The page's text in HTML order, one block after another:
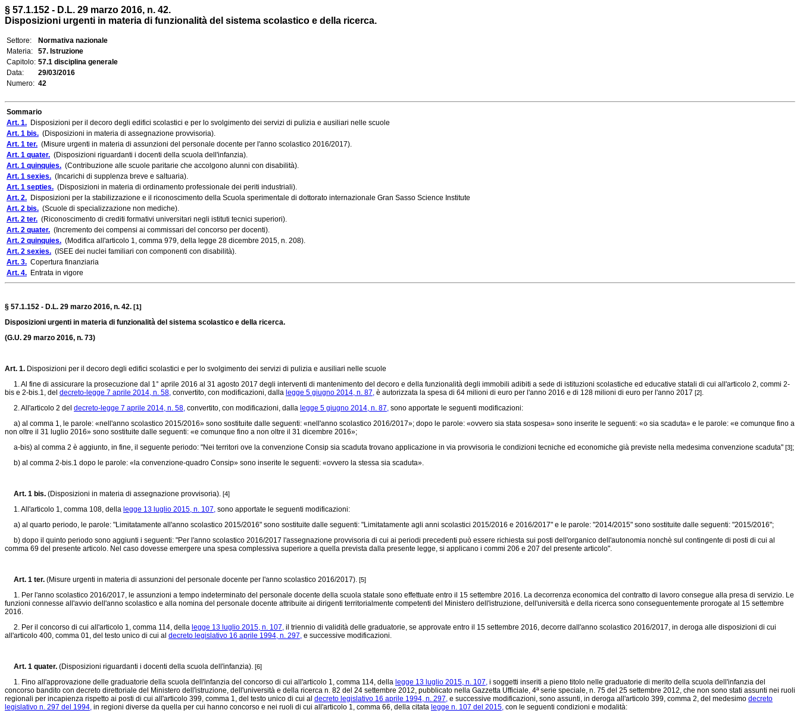
§ 57.1.152 - D.L. 29 marzo 2016, n. 42.
Disposizioni urgenti in materia di funzionalità del sistema scolastico e della ricerca.
Settore:
Normativa nazionale
Materia:
57. Istruzione
Capitolo: 57.1 disciplina generale
Data:
29/03/2016
Numero: 42
Sommario
Art. 1. Disposizioni per il decoro degli edifici scolastici e per lo svolgimento dei servizi di pulizia e ausiliari nelle scuole
Art. 1 bis. (Disposizioni in materia di assegnazione provvisoria).
Art. 1 ter. (Misure urgenti in materia di assunzioni del personale docente per l'anno scolastico 2016/2017).
Art. 1 quater. (Disposizioni riguardanti i docenti della scuola dell'infanzia).
Art. 1 quinquies. (Contribuzione alle scuole paritarie che accolgono alunni con disabilità).
Art. 1 sexies. (Incarichi di supplenza breve e saltuaria).
Art. 1 septies. (Disposizioni in materia di ordinamento professionale dei periti industriali).
Art. 2. Disposizioni per la stabilizzazione e il riconoscimento della Scuola sperimentale di dottorato internazionale Gran Sasso Science Institute
Art. 2 bis. (Scuole di specializzazione non mediche).
Art. 2 ter. (Riconoscimento di crediti formativi universitari negli istituti tecnici superiori).
Art. 2 quater. (Incremento dei compensi ai commissari del concorso per docenti).
Art. 2 quinquies. (Modifica all'articolo 1, comma 979, della legge 28 dicembre 2015, n. 208).
Art. 2 sexies. (ISEE dei nuclei familiari con componenti con disabilità).
Art. 3. Copertura finanziaria
Art. 4. Entrata in vigore
§ 57.1.152 - D.L. 29 marzo 2016, n. 42. [1]
Disposizioni urgenti in materia di funzionalità del sistema scolastico e della ricerca.
(G.U. 29 marzo 2016, n. 73)
Art. 1. Disposizioni per il decoro degli edifici scolastici e per lo svolgimento dei servizi di pulizia e ausiliari nelle scuole
1. Al fine di assicurare la prosecuzione dal 1° aprile 2016 al 31 agosto 2017 degli interventi di mantenimento del decoro e della funzionalità degli immobili adibiti a sede di istituzioni scolastiche ed educative statali di cui all'articolo 2, commi 2-
bis e 2-bis.1, del decreto-legge 7 aprile 2014, n. 58, convertito, con modificazioni, dalla legge 5 giugno 2014, n. 87, è autorizzata la spesa di 64 milioni di euro per l'anno 2016 e di 128 milioni di euro per l'anno 2017 [2].
2. All'articolo 2 del decreto-legge 7 aprile 2014, n. 58, convertito, con modificazioni, dalla legge 5 giugno 2014, n. 87, sono apportate le seguenti modificazioni:
a) al comma 1, le parole: «nell'anno scolastico 2015/2016» sono sostituite dalle seguenti: «nell'anno scolastico 2016/2017»; dopo le parole: «ovvero sia stata sospesa» sono inserite le seguenti: «o sia scaduta» e le parole: «e comunque fino a
non oltre il 31 luglio 2016» sono sostituite dalle seguenti: «e comunque fino a non oltre il 31 dicembre 2016»;
a-bis) al comma 2 è aggiunto, in fine, il seguente periodo: "Nei territori ove la convenzione Consip sia scaduta trovano applicazione in via provvisoria le condizioni tecniche ed economiche già previste nella medesima convenzione scaduta" [3];
b) al comma 2-bis.1 dopo le parole: «la convenzione-quadro Consip» sono inserite le seguenti: «ovvero la stessa sia scaduta».
Art. 1 bis. (Disposizioni in materia di assegnazione provvisoria). [4]
1. All'articolo 1, comma 108, della legge 13 luglio 2015, n. 107, sono apportate le seguenti modificazioni:
a) al quarto periodo, le parole: "Limitatamente all'anno scolastico 2015/2016" sono sostituite dalle seguenti: "Limitatamente agli anni scolastici 2015/2016 e 2016/2017" e le parole: "2014/2015" sono sostituite dalle seguenti: "2015/2016";
b) dopo il quinto periodo sono aggiunti i seguenti: "Per l'anno scolastico 2016/2017 l'assegnazione provvisoria di cui ai periodi precedenti può essere richiesta sui posti dell'organico dell'autonomia nonchè sul contingente di posti di cui al
comma 69 del presente articolo. Nel caso dovesse emergere una spesa complessiva superiore a quella prevista dalla presente legge, si applicano i commi 206 e 207 del presente articolo".
Art. 1 ter. (Misure urgenti in materia di assunzioni del personale docente per l'anno scolastico 2016/2017). [5]
1. Per l'anno scolastico 2016/2017, le assunzioni a tempo indeterminato del personale docente della scuola statale sono effettuate entro il 15 settembre 2016. La decorrenza economica del contratto di lavoro consegue alla presa di servizio. Le
funzioni connesse all'avvio dell'anno scolastico e alla nomina del personale docente attribuite ai dirigenti territorialmente competenti del Ministero dell'istruzione, dell'università e della ricerca sono conseguentemente prorogate al 15 settembre
2016.
2. Per il concorso di cui all'articolo 1, comma 114, della legge 13 luglio 2015, n. 107, il triennio di validità delle graduatorie, se approvate entro il 15 settembre 2016, decorre dall'anno scolastico 2016/2017, in deroga alle disposizioni di cui
all'articolo 400, comma 01, del testo unico di cui al decreto legislativo 16 aprile 1994, n. 297, e successive modificazioni.
Art. 1 quater. (Disposizioni riguardanti i docenti della scuola dell'infanzia). [6]
1. Fino all'approvazione delle graduatorie della scuola dell'infanzia del concorso di cui all'articolo 1, comma 114, della legge 13 luglio 2015, n. 107, i soggetti inseriti a pieno titolo nelle graduatorie di merito della scuola dell'infanzia del
concorso bandito con decreto direttoriale del Ministero dell'istruzione, dell'università e della ricerca n. 82 del 24 settembre 2012, pubblicato nella Gazzetta Ufficiale, 4ª serie speciale, n. 75 del 25 settembre 2012, che non sono stati assunti nei ruoli
regionali per incapienza rispetto ai posti di cui all'articolo 399, comma 1, del testo unico di cui al decreto legislativo 16 aprile 1994, n. 297, e successive modificazioni, sono assunti, in deroga all'articolo 399, comma 2, del medesimo decreto
legislativo n. 297 del 1994, in regioni diverse da quella per cui hanno concorso e nei ruoli di cui all'articolo 1, comma 66, della citata legge n. 107 del 2015, con le seguenti condizioni e modalità: